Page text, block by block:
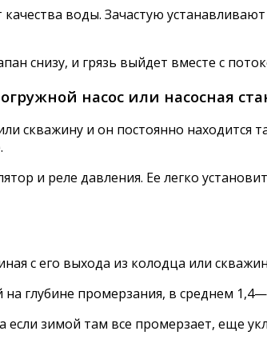
воды. Зачастую
снизу, и грязь выйдет вместе с
насос или насосная
скважину и он постоянно находится
и реле давления. Ее легко
с его выхода из колодца или
глубине промерзания, в среднем
зимой там все промерзает, еще